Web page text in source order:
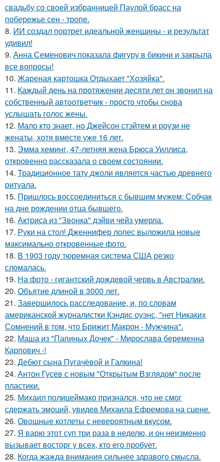
свадьбу со своей избранницей Паулой брасс на
побережье сен - тропе.
8. ИИ создал портрет идеальной женщины - и результат
удивил!
9. Анна Семенович показала фигуру в бикини и закрыла
все вопросы!
10. Жареная картошка Отдыхает "Хозяйка".
11. Каждый день на протяжении десяти лет он звонил на
собственный автоответчик - просто чтобы снова
услышать голос жены.
12. Мало кто знает, но Джейсон стэйтем и роузи не
женаты, хотя вместе уже 16 лет.
13. Эмма хеминг, 47-летняя жена Брюса Уиллиса,
откровенно рассказала о своем состоянии.
14. Традиционное тату джоли является частью древнего
ритуала.
15. Пришлось воссоединиться с бывшим мужем: Собчак
на дне рождении отца бывшего.
16. Актриса из "Звонка" дэйви чейз умерла.
17. Руки на стол! Дженнифер лопес выложила новые
максимально откровенные фото.
18. В 1903 году тюремная система США резко
сломалась.
19. На фото - гигантский дождевой червь в Австралии.
20. Объятие длиной в 3000 лет.
21. Завершилось расследование, и, по словам
американской журналистки Кэндис оуэнс, "нет Никаких
Сомнений в том, что Брижит Макрон - Мужчина".
22. Маша из "Папиных Дочек" - Мирослава беременна
Карпович -!
23. Дебют сына Пугачёвой и Галкина!
24. Антон Гусев с новым "Открытым Взглядом" после
пластики.
25. Михаил полицеймако признался, что не смог
сдержать эмоций, увидев Михаила Ефремова на сцене.
26. Овощные котлеты с невероятным вкусом.
27. Я варю этот суп три раза в неделю, и он неизменно
вызывает восторг у всех, кто его пробует.
28. Когда жажда внимания сильнее здравого смысла.